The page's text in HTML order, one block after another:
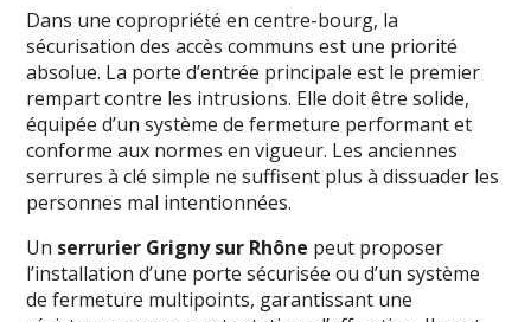
Dans une copropriété en centre-bourg, la
sécurisation des accès communs est une priorité
absolue. La porte d’entrée principale est le premier
rempart contre les intrusions. Elle doit être solide,
équipée d’un système de fermeture performant et
conforme aux normes en vigueur. Les anciennes
serrures à clé simple ne suffisent plus à dissuader les
personnes mal intentionnées.
Un serrurier Grigny sur Rhône peut proposer
l’installation d’une porte sécurisée ou d’un système
de fermeture multipoints, garantissant une